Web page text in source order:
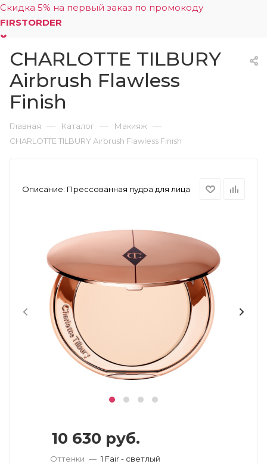
Скидка 5% на первый заказ по промокоду
FIRSTORDER
0
CHARLOTTE TILBURY
Airbrush Flawless
Finish
Главная — Каталог — Макияж —
CHARLOTTE TILBURY Airbrush Flawless Finish
Описание: Прессованная пудра для лица
10 630 руб.
Оттенки — 1 Fair - светлый